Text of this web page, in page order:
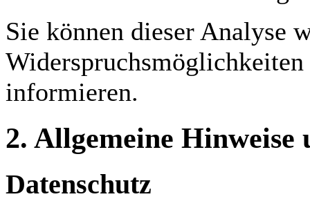
Sie können dieser Analyse
informieren.
2. Allgemeine
Datenschutz